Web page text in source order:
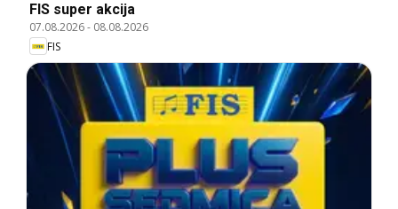
FIS super akcija
07.08.2026- 08.08.2026
FIS